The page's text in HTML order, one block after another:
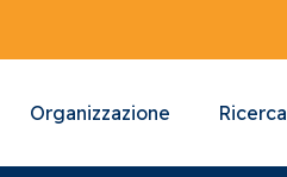
Organizzazione Ricerca